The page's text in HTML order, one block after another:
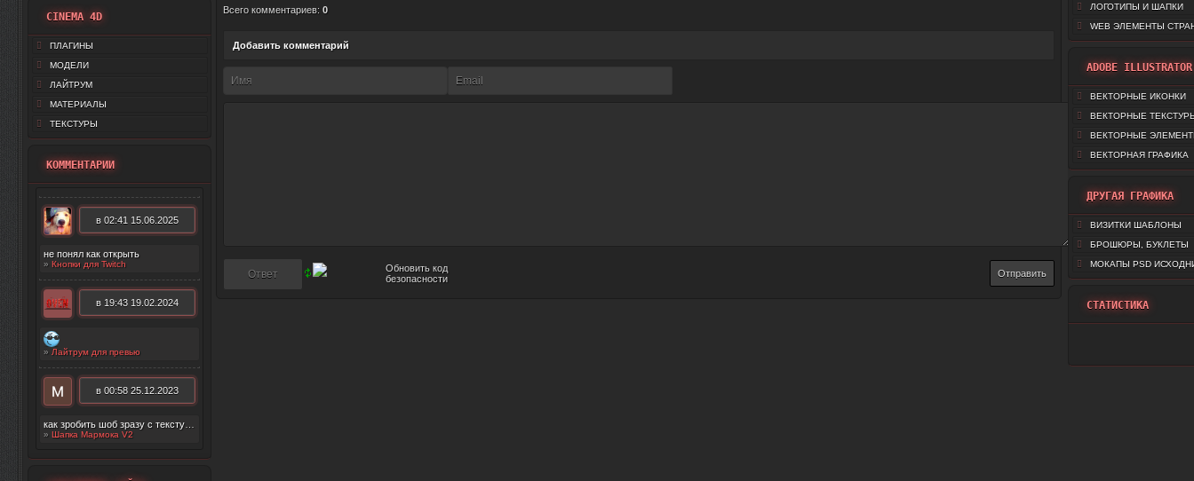
ЛОГОТИПЫ И ШАПКИ
WEB ЭЛЕМЕНТЫ
ADOBE ILLUSTRATOR
ВЕКТОРНЫЕ ИКОНКИ
ВЕКТОРНЫЕ
ВЕКТОРНЫЕ
ВЕКТОРНАЯ ГРАФИКА
ДРУГАЯ ГРАФИКА
ВИЗИТКИ ШАБЛОНЫ
БРОШЮРЫ, БУКЛЕТЫ
МОКАПЫ PSD
СТАТИСТИКА
CINEMA 4D
ПЛАГИНЫ
МОДЕЛИ
ЛАЙТРУМ
МАТЕРИАЛЫ
ТЕКСТУРЫ
КОММЕНТАРИИ
в 02:41 15.06.2025
не понял как открыть
» Кнопки для Twitch
в 19:43 19.02.2024
» Лайтрум для превью
в 00:58 25.12.2023
» Шапка Мармока V2
Всего комментариев: 0
Добавить комментарий